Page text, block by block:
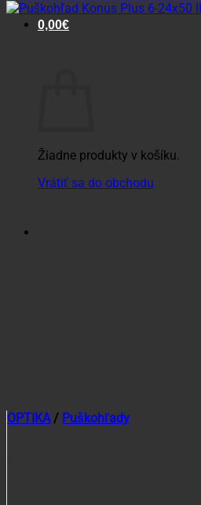
0,00€
Žiadne produkty v košíku.
Vrátiť sa do obchodu
OPTIKA / Puškohľady